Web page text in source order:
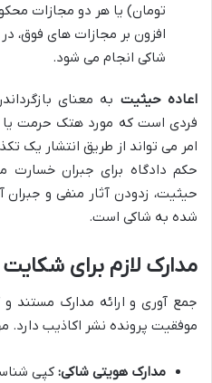
تومان) یا هر دو مجازات
افزون بر مجازات های فوق،
شاکی انجام می شود.
اعاده حیثیت به معنای
فردی است که مورد هتک حرمت یا
امر می تواند از طریق انتشار یک
حکم دادگاه برای جبران
حیثیت، زدودن آثار منفی و
شده به شاکی است.
مدارک لازم برای
جمع آوری و ارائه مدارک مستند
موفقیت پرونده نشر اکاذیب دارد.
مدارک هویتی شاکی: کپی